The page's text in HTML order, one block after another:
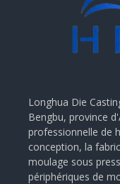
Longhua Die
Bengbu, province
professionnelle de
conception, la
moulage sous
périphériques de